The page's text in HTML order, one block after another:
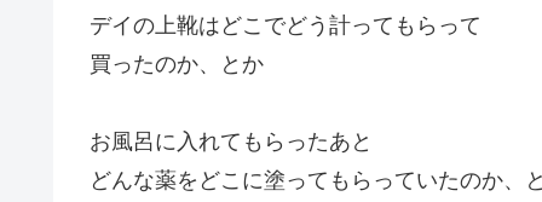
デイの上靴はどこでどう計ってもらって
買ったのか、とか
お風呂に入れてもらったあと
どんな薬をどこに塗ってもらっていたのか、